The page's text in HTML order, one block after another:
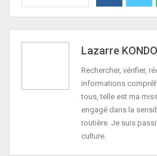
Lazarre KONDO
Rechercher, vérifier,
informations
tous, telle est ma
engagé dans la
routière. Je suis
culture.